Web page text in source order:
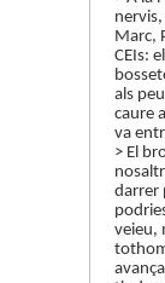
nervis,
Marc,
CEIs:
als
caure
va
> El
darrer
veieu,